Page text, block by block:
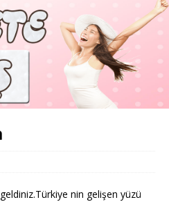
nin gelişen yüzü